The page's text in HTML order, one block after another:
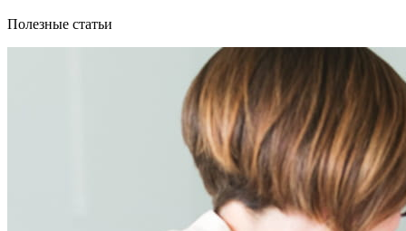
Полезные статьи